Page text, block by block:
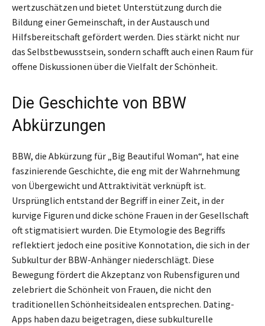
wertzuschätzen und bietet Unterstützung durch die
Bildung einer Gemeinschaft, in der Austausch und
Hilfsbereitschaft gefördert werden. Dies stärkt nicht nur
das Selbstbewusstsein, sondern schafft auch einen Raum für
offene Diskussionen über die Vielfalt der Schönheit.
Die Geschichte von BBW
Abkürzungen
BBW, die Abkürzung für „Big Beautiful Woman“, hat eine
faszinierende Geschichte, die eng mit der Wahrnehmung
von Übergewicht und Attraktivität verknüpft ist.
Ursprünglich entstand der Begriff in einer Zeit, in der
kurvige Figuren und dicke schöne Frauen in der Gesellschaft
oft stigmatisiert wurden. Die Etymologie des Begriffs
reflektiert jedoch eine positive Konnotation, die sich in der
Subkultur der BBW-Anhänger niederschlägt. Diese
Bewegung fördert die Akzeptanz von Rubensfiguren und
zelebriert die Schönheit von Frauen, die nicht den
traditionellen Schönheitsidealen entsprechen. Dating-
Apps haben dazu beigetragen, diese subkulturelle